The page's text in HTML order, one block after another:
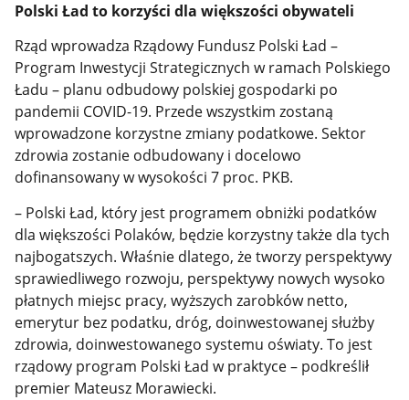
Polski Ład to korzyści dla większości obywateli
Rząd wprowadza Rządowy Fundusz Polski Ład –
Program Inwestycji Strategicznych w ramach Polskiego
Ładu – planu odbudowy polskiej gospodarki po
pandemii COVID-19. Przede wszystkim zostaną
wprowadzone korzystne zmiany podatkowe. Sektor
zdrowia zostanie odbudowany i docelowo
dofinansowany w wysokości 7 proc. PKB.
– Polski Ład, który jest programem obniżki podatków
dla większości Polaków, będzie korzystny także dla tych
najbogatszych. Właśnie dlatego, że tworzy perspektywy
sprawiedliwego rozwoju, perspektywy nowych wysoko
płatnych miejsc pracy, wyższych zarobków netto,
emerytur bez podatku, dróg, doinwestowanej służby
zdrowia, doinwestowanego systemu oświaty. To jest
rządowy program Polski Ład w praktyce – podkreślił
premier Mateusz Morawiecki.